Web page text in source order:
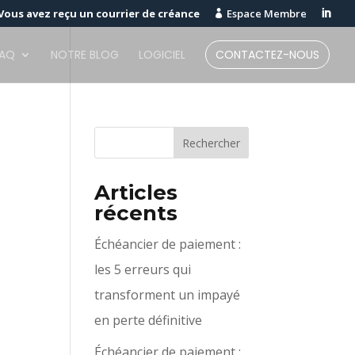
avez reçu un courrier de créance  Espace Membre 
NOTRE BLOG LOGICIEL CONTACTEZ-NOUS
Articles
récents
Échéancier de paiement :
les 5 erreurs qui
transforment un impayé
en perte définitive